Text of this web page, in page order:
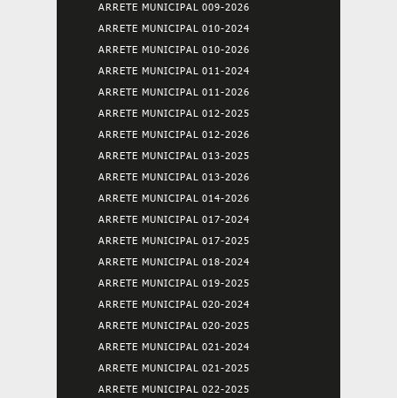
ARRETE MUNICIPAL 009-2026
ARRETE MUNICIPAL 010-2024
ARRETE MUNICIPAL 010-2026
ARRETE MUNICIPAL 011-2024
ARRETE MUNICIPAL 011-2026
ARRETE MUNICIPAL 012-2025
ARRETE MUNICIPAL 012-2026
ARRETE MUNICIPAL 013-2025
ARRETE MUNICIPAL 013-2026
ARRETE MUNICIPAL 014-2026
ARRETE MUNICIPAL 017-2024
ARRETE MUNICIPAL 017-2025
ARRETE MUNICIPAL 018-2024
ARRETE MUNICIPAL 019-2025
ARRETE MUNICIPAL 020-2024
ARRETE MUNICIPAL 020-2025
ARRETE MUNICIPAL 021-2024
ARRETE MUNICIPAL 021-2025
ARRETE MUNICIPAL 022-2025